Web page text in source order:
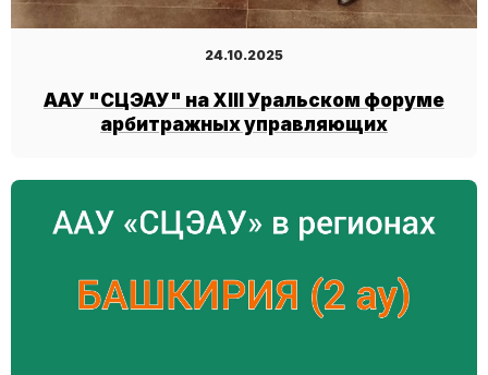
24.10.2025
ААУ "СЦЭАУ" на XIII Уральском форуме
арбитражных управляющих